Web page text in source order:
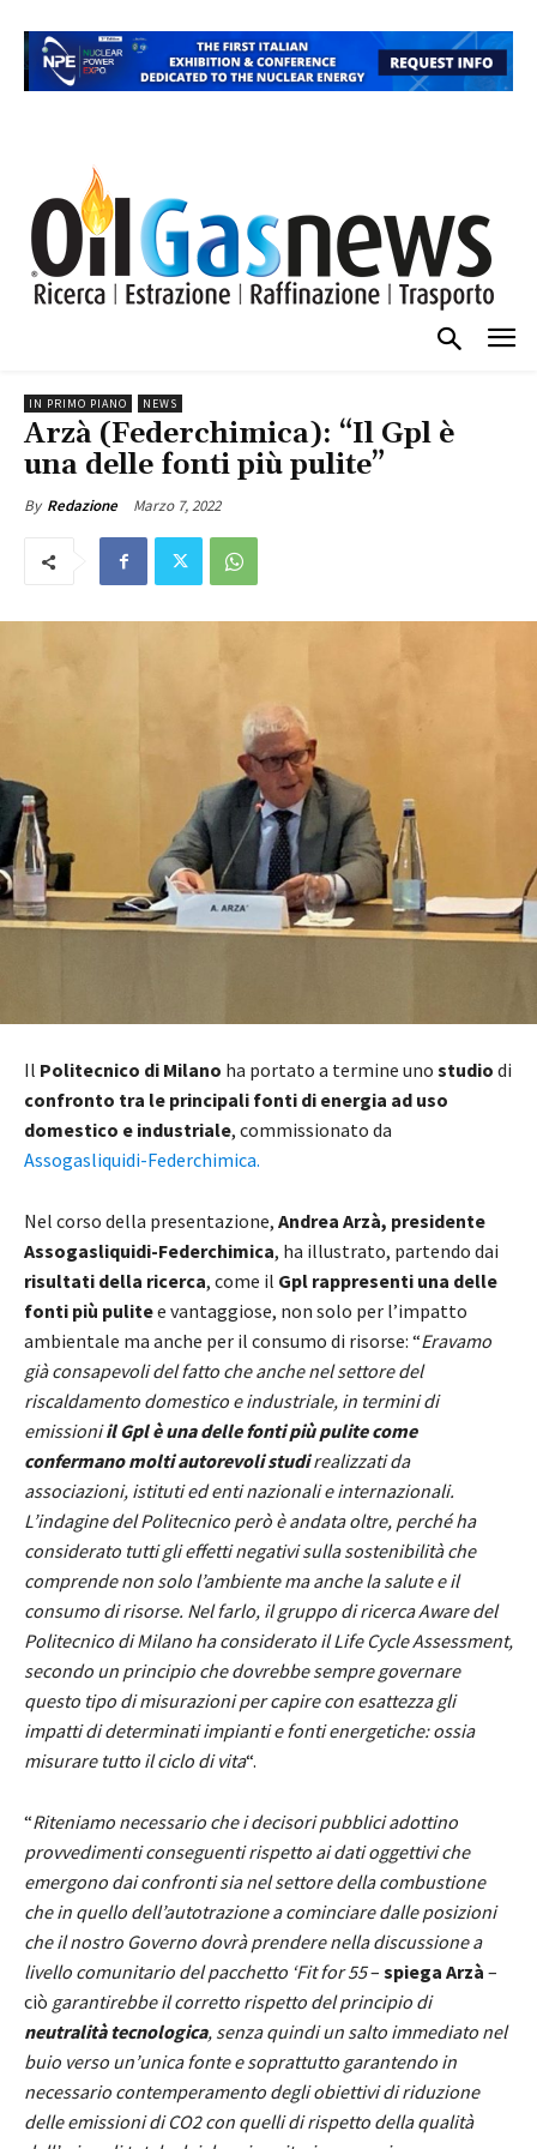
IN PRIMO PIANO NEWS
Arzà (Federchimica): “Il Gpl è
una delle fonti più pulite”
By Redazione Marzo 7, 2022
Il Politecnico di Milano ha portato a termine uno studio di
confronto tra le principali fonti di energia ad uso
domestico e industriale, commissionato da
Assogasliquidi-Federchimica.
Nel corso della presentazione, Andrea Arzà, presidente
Assogasliquidi-Federchimica, ha illustrato, partendo dai
risultati della ricerca, come il Gpl rappresenti una delle
fonti più pulitee vantaggiose, non solo per l’impatto
ambientale ma anche per il consumo di risorse: “Eravamo
già consapevoli del fatto che anche nel settore del
riscaldamento domestico e industriale, in termini di
emissioniil Gpl è una delle fonti più pulite come
confermano molti autorevoli studirealizzati da
associazioni, istituti ed enti nazionali e internazionali.
L’indagine del Politecnico però è andata oltre, perché ha
considerato tutti gli effetti negativi sulla sostenibilità che
comprende non solo l’ambiente ma anche la salute e il
consumo di risorse. Nel farlo, il gruppo di ricerca Aware del
Politecnico di Milano ha considerato il Life Cycle Assessment,
secondo un principio che dovrebbe sempre governare
questo tipo di misurazioni per capire con esattezza gli
impatti di determinati impianti e fonti energetiche: ossia
misurare tutto il ciclo di vita“.
“Riteniamo necessario che i decisori pubblici adottino
provvedimenti conseguenti rispetto ai dati oggettivi che
emergono dai confronti sia nel settore della combustione
che in quello dell’autotrazione a cominciare dalle posizioni
che il nostro Governo dovrà prendere nella discussione a
livello comunitario del pacchetto ‘Fit for 55– spiega Arzà –
ciò garantirebbe il corretto rispetto del principio di
neutralità tecnologica, senza quindi un salto immediato nel
buio verso un’unica fonte e soprattutto garantendo in
necessario contemperamento degli obiettivi di riduzione
delle emissioni di CO2 con quelli di rispetto della qualità